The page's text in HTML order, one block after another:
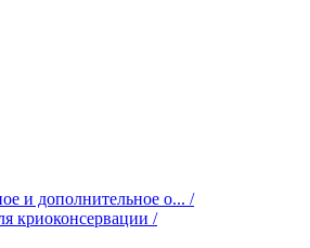
и дополнительное о... /
криоконсервации /